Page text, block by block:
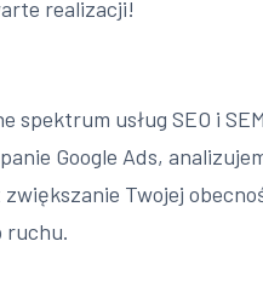
realizacji!
spektrum usług SEO i
Google Ads,
Twojej
ruchu.